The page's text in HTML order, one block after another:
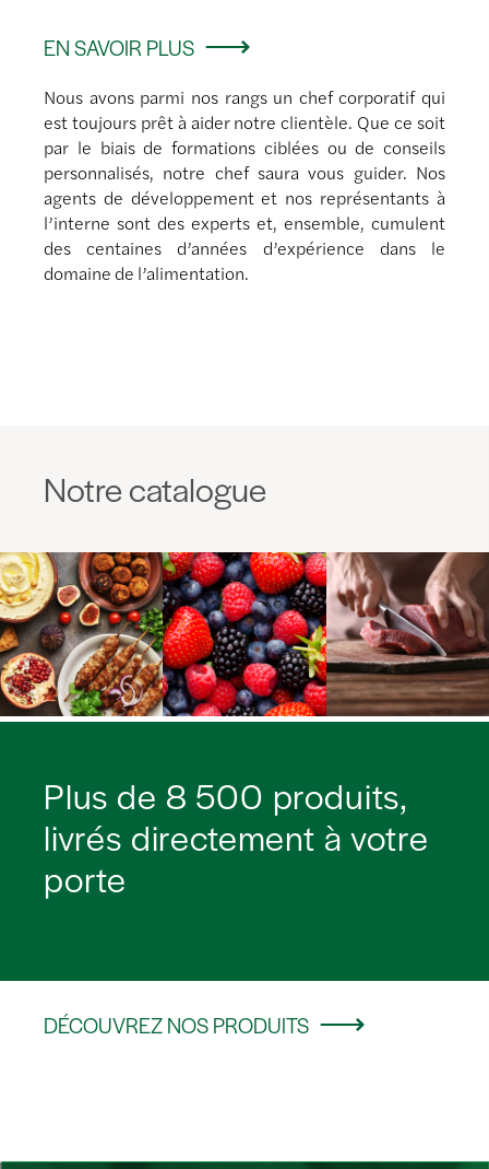
EN SAVOIR PLUS
Nous avons parmi nos rangs un chef corporatif qui
est toujours prêt à aider notre clientèle. Que ce soit
par le biais de formations ciblées ou de conseils
personnalisés, notre chef saura vous guider. Nos
agents de développement et nos représentants à
l’interne sont des experts et, ensemble, cumulent
des centaines d’années d’expérience dans le
domaine de l’alimentation.
Notre catalogue
Plus de 8 500 produits,
livrés directement à votre
porte
DÉCOUVREZ NOS PRODUITS